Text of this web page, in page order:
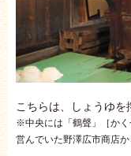
こちらは、しょうゆを
※中央には「鶴聲」［か
営んでいた野澤広市商店